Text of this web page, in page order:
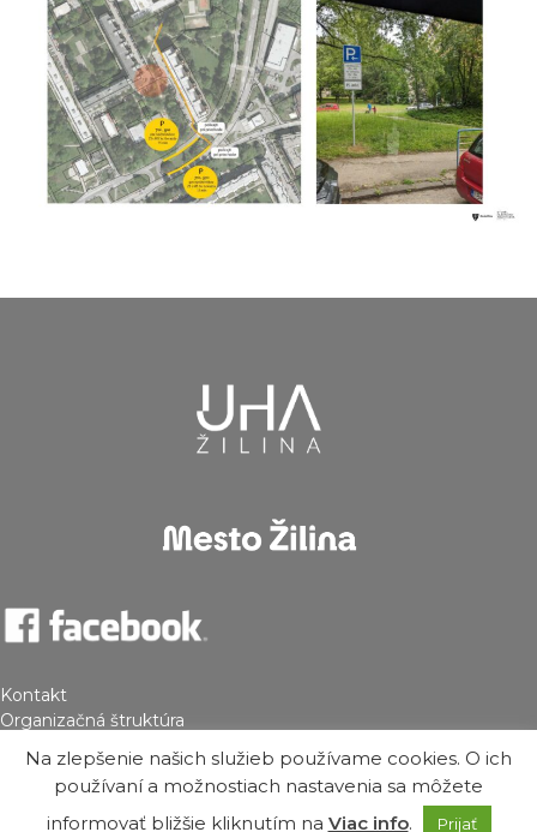
Kontakt
Organizačná štruktúra
Na zlepšenie našich služieb používame cookies. O ich
používaní a možnostiach nastavenia sa môžete
informovať bližšie kliknutím na Viac info. Prijať